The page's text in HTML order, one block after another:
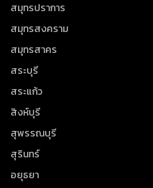
สมุทรปราการ
สมุทรสงคราม
สมุทรสาคร
สระบุรี
สระแก้ว
สิงห์บุรี
สุพรรณบุรี
สุรินทร์
อยุธยา